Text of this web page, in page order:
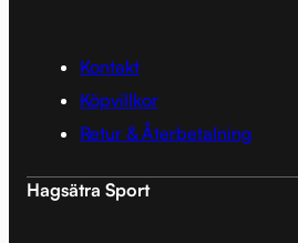
Kontakt
Köpvillkor
Retur & Återbetalning
Hagsätra Sport